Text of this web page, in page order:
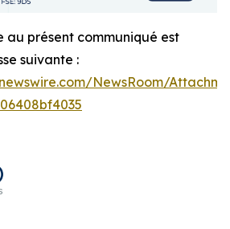
au présent communiqué est
suivante :
NewsRoom/